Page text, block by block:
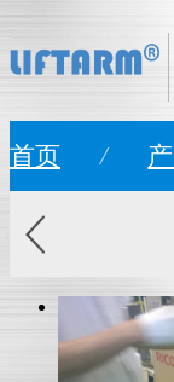
首页 /